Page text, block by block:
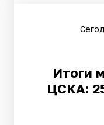
Итоги
ЦСКА: